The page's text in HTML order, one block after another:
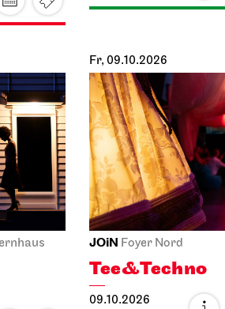
Fr, 09.10.2026
JOiN Foyer Nord
Tee&Techno
09.10.2026